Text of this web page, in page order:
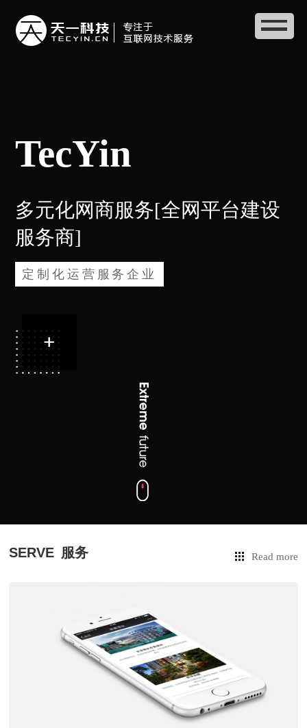
TecYin
多元化网商服务[全网平台建设
服务商]
定制化运营服务企业
SERVE 服务 Read more